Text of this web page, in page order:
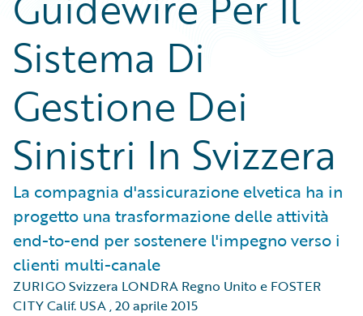
Sistema Di
Gestione Dei
Sinistri In Svizzera
La compagnia d'assicurazione elvetica ha in
progetto una trasformazione delle attività
end-to-end per sostenere l'impegno verso i
clienti multi-canale
ZURIGO Svizzera LONDRA Regno Unito e FOSTER
CITY Calif. USA,20 aprile 2015